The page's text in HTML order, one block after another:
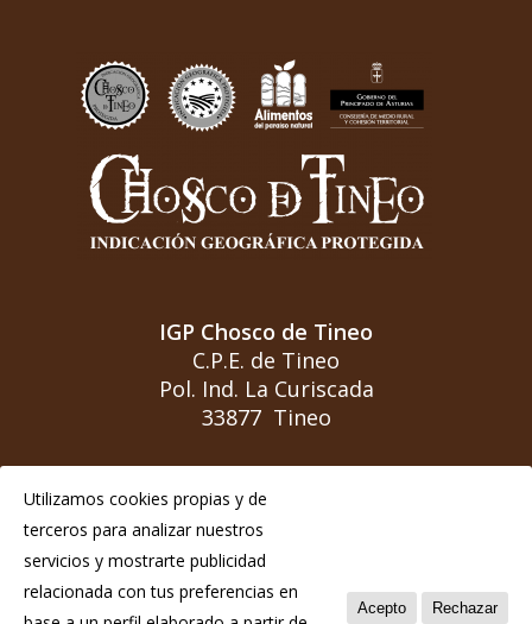
IGP Chosco de Tineo
C.P.E. de Tineo
Pol. Ind. La Curiscada
33877 Tineo
Teléfono:(+34) 985 801 976
info@igpchoscodetineo.com
Utilizamos cookies propias y de
terceros para analizar nuestros
servicios y mostrarte publicidad
relacionada con tus preferencias en
Acepto Rechazar